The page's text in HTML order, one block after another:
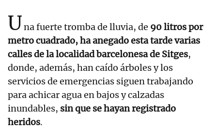
Una fuerte tromba de lluvia, de 90 litros por
metro cuadrado, ha anegado esta tarde varias
calles de la localidad barcelonesa de Sitges,
donde, además, han caído árboles y los
servicios de emergencias siguen trabajando
para achicar agua en bajos y calzadas
inundables, sin que se hayan registrado
heridos.